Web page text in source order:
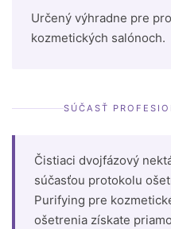
Určený výhradne pre
kozmetických salónoch.
SÚČASŤ
Čistiaci dvojfázový
súčasťou protokolu
Purifying pre
ošetrenia získate